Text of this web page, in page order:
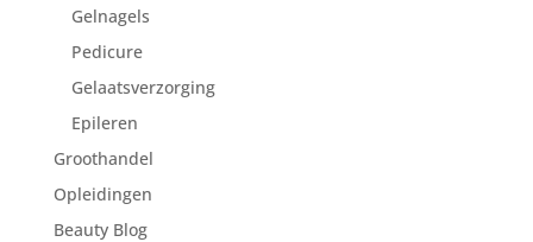
Gelnagels
Pedicure
Gelaatsverzorging
Epileren
Groothandel
Opleidingen
Beauty Blog